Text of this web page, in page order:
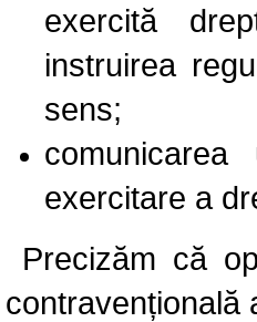
exercită
instruirea
sens;
exercitare a
Precizăm că
contravențională